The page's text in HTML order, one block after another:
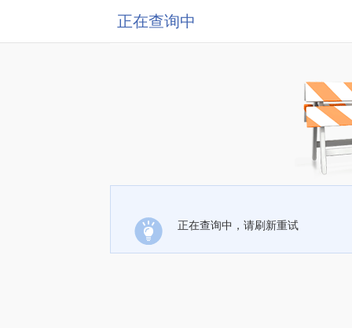
正在查询中
正在查询中，请刷新重试